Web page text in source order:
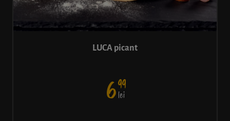
LUCA picant
699
lei